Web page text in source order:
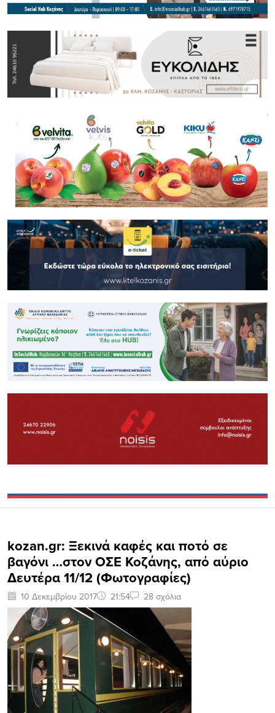
kozan.gr: Ξεκινά καφές και ποτό σε
βαγόνι …στον ΟΣΕ Κοζάνης, από αύριο
Δευτέρα 11/12 (Φωτογραφίες)
10 Δεκεμβρίου 2017 21:54 28 σχόλια